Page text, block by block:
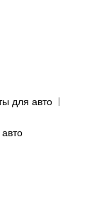
для авто